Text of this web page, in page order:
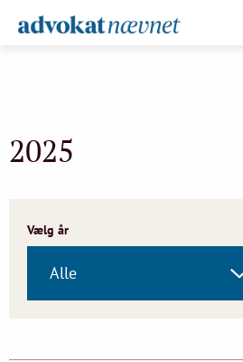
2025
Vælg år
Alle